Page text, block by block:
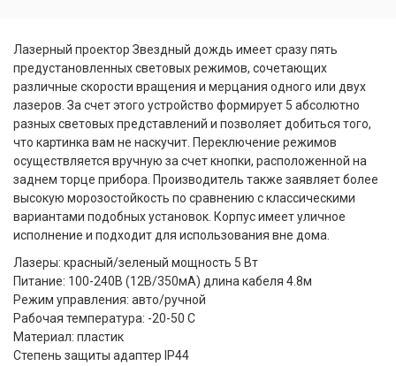
Лазерный проектор Звездный дождь имеет сразу пять
предустановленных световых режимов, сочетающих
различные скорости вращения и мерцания одного или двух
лазеров. За счет этого устройство формирует 5 абсолютно
разных световых представлений и позволяет добиться того,
что картинка вам не наскучит. Переключение режимов
осуществляется вручную за счет кнопки, расположенной на
заднем торце прибора. Производитель также заявляет более
высокую морозостойкость по сравнению с классическими
вариантами подобных установок. Корпус имеет уличное
исполнение и подходит для использования вне дома.
Лазеры: красный/зеленый мощность 5 Вт
Питание: 100-240В (12В/350мА) длина кабеля 4.8м
Режим управления: авто/ручной
Рабочая температура: -20-50 С
Материал: пластик
Степень защиты адаптер IP44